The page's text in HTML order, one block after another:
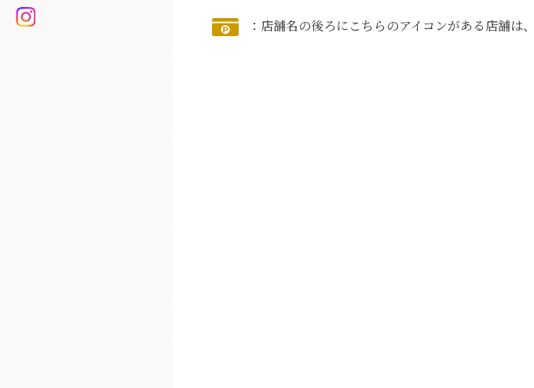
：店舗名の後ろにこちらのアイコンがある店舗は